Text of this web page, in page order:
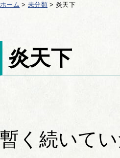
ホーム > 未分類> 炎天下
炎天下
暫く続いて